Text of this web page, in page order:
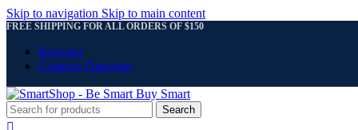
Skip to navigation Skip to main content
FREE SHIPPING FOR ALL ORDERS OF $150
Контакт
Станете Партнер
Search